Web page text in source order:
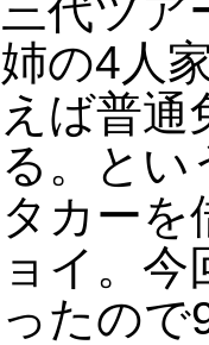
三代ツア
姉の4人
えば普通
る。とい
タカーを
ョイ。
ったので